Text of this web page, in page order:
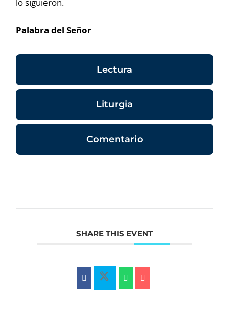
Palabra del Señor
Lectura
Liturgia
Comentario
SHARE THIS EVENT